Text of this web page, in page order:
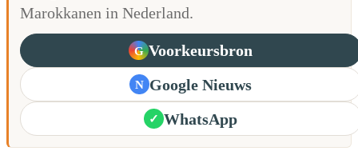
Marokkanen in Nederland.
G Voorkeursbron
N Google Nieuws
✓ WhatsApp